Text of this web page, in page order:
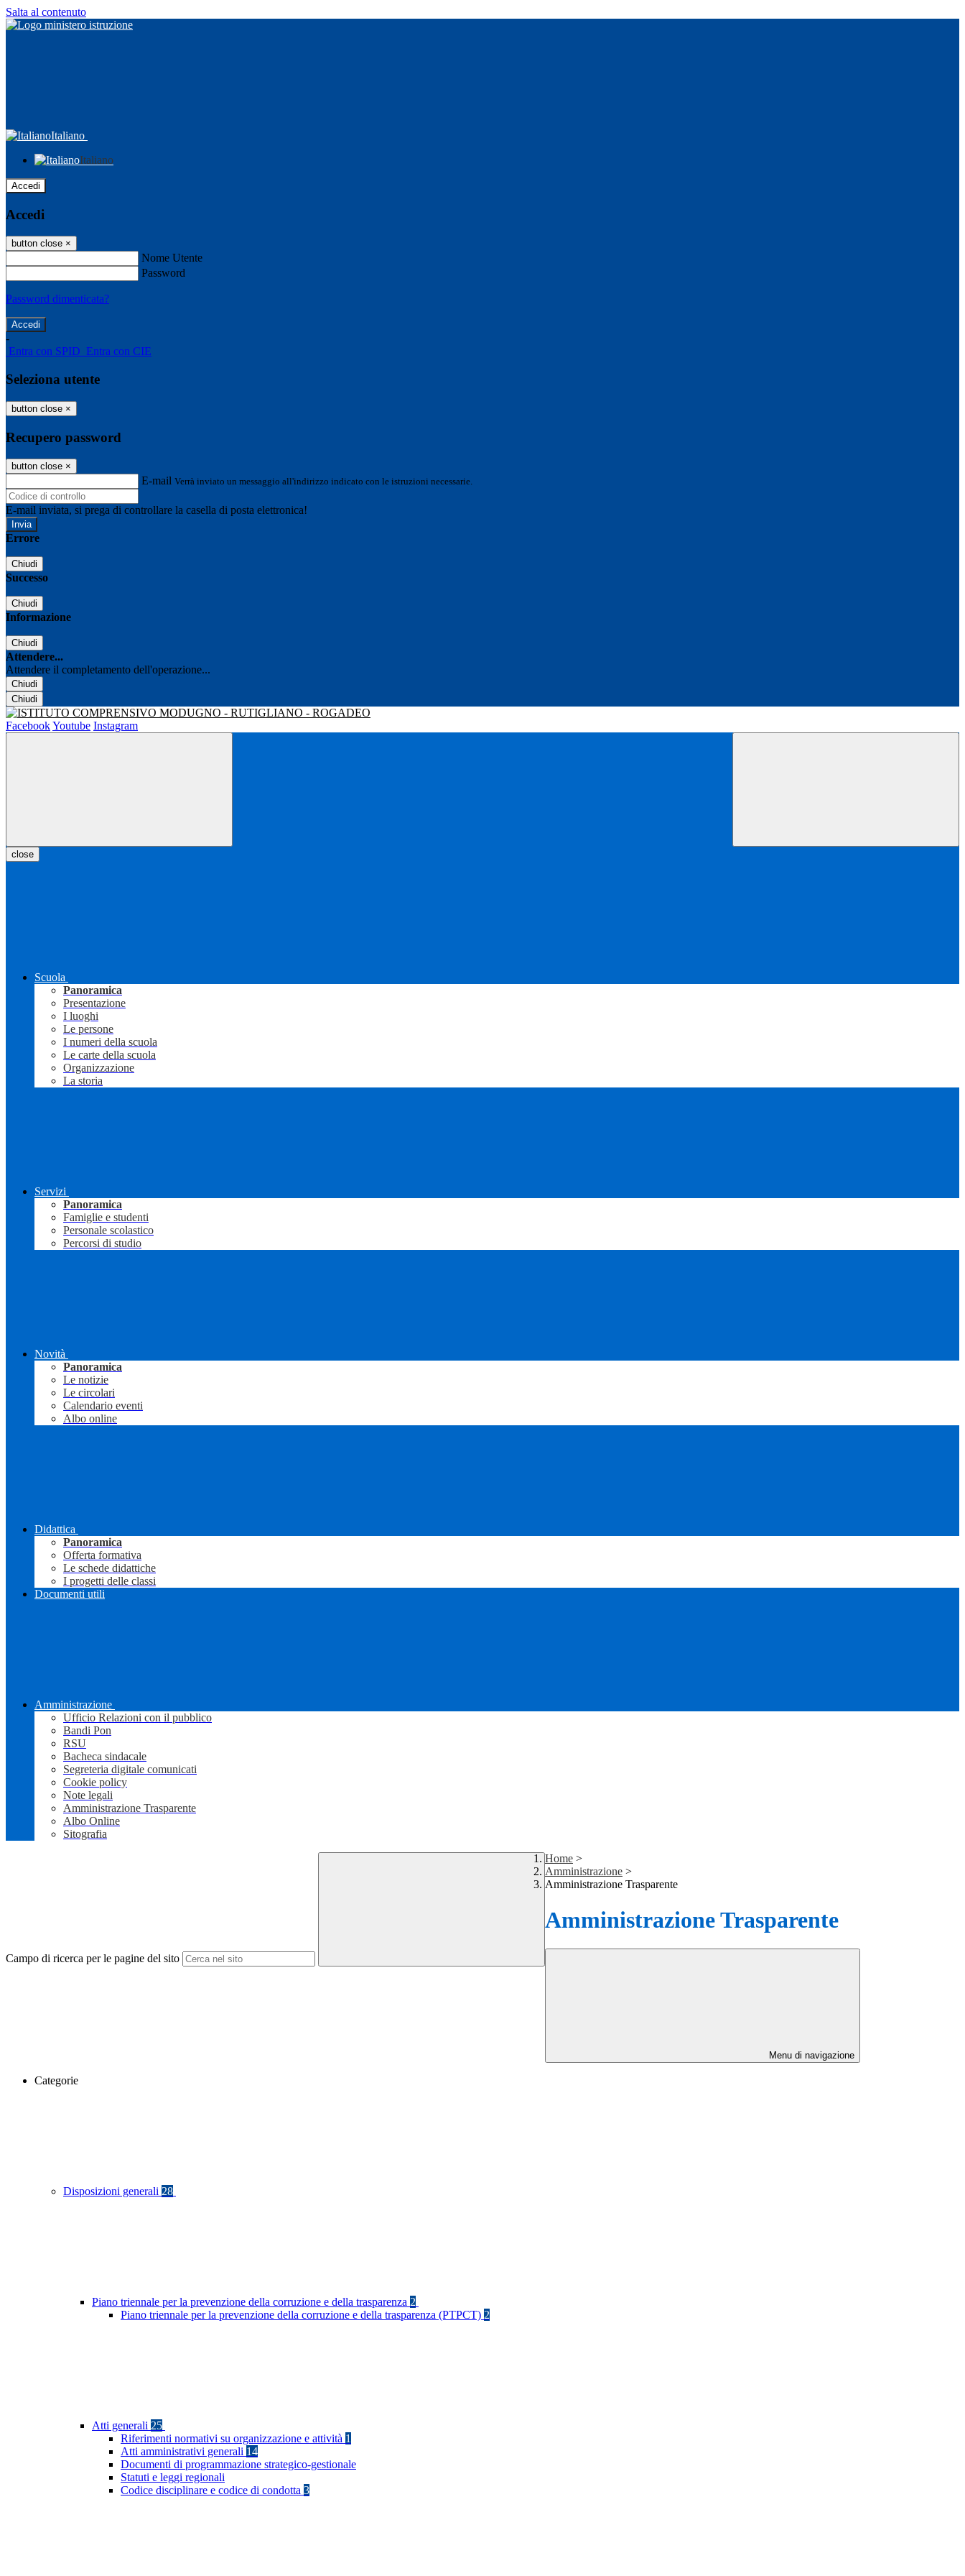
Salta al contenuto
Italiano
Italiano
Accedi
Accedi
button close ×
Nome Utente
Password
Password dimenticata?
-
Entra con SPID Entra con CIE
Seleziona utente
button close ×
Recupero password
button close ×
E-mail Verrà inviato un messaggio all'indirizzo indicato con le istruzioni necessarie.
E-mail inviata, si prega di controllare la casella di posta elettronica!
Errore
Chiudi
Successo
Chiudi
Informazione
Chiudi
Attendere...
Attendere il completamento dell'operazione...
Chiudi
Chiudi
FacebookYoutube Instagram
close
Scuola
Panoramica
Presentazione
I luoghi
Le persone
I numeri della scuola
Le carte della scuola
Organizzazione
La storia
Servizi
Panoramica
Famiglie e studenti
Personale scolastico
Percorsi di studio
Novità
Panoramica
Le notizie
Le circolari
Calendario eventi
Albo online
Didattica
Panoramica
Offerta formativa
Le schede didattiche
I progetti delle classi
Documenti utili
Amministrazione
Ufficio Relazioni con il pubblico
Bandi Pon
RSU
Bacheca sindacale
Segreteria digitale comunicati
Cookie policy
Note legali
Amministrazione Trasparente
Albo Online
Sitografia
Campo di ricerca per le pagine del sito
Home >
Amministrazione >
Amministrazione Trasparente
Amministrazione Trasparente
Menu di navigazione
Categorie
Disposizioni generali 28
Piano triennale per la prevenzione della corruzione e della trasparenza 2
Piano triennale per la prevenzione della corruzione e della trasparenza (PTPCT) 2
Atti generali 25
Riferimenti normativi su organizzazione e attività 1
Atti amministrativi generali 14
Documenti di programmazione strategico-gestionale
Statuti e leggi regionali
Codice disciplinare e codice di condotta 3